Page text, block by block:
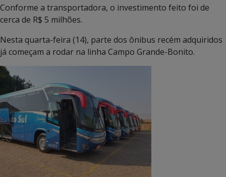
Conforme a transportadora, o investimento feito foi de
cerca de R$ 5 milhões.
Nesta quarta-feira (14), parte dos ônibus recém adquiridos
já começam a rodar na linha Campo Grande-Bonito.